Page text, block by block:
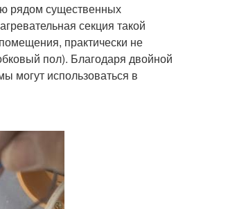
рядом существенных
секция такой
практически не
пол). Благодаря двойной
могут использоваться в